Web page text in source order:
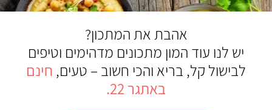
אהבת את המתכון?
יש לנו עוד המון מתכונים מדהימים וטיפים
לבישול קל, בריא והכי חשוב – טעים, חינם
באתגר 22
.